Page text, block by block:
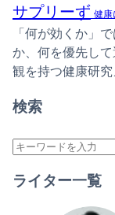
サプリーず 健康
「何が効くか」
か、何を優先し
観を持つ健康研
検索
ライター一覧